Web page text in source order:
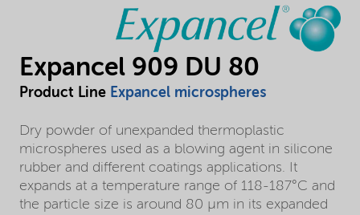
Expancel 909 DU 80
Product Line Expancel microspheres
Dry powder of unexpanded thermoplastic
microspheres used as a blowing agent in silicone
rubber and different coatings applications. It
expands at a temperature range of 118-187°C and
the particle size is around 80 µm in its expanded